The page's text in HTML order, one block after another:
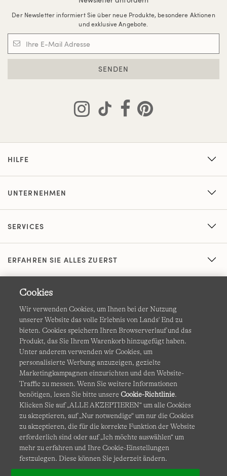
Der Newsletter informiert Sie über neue Produkte, besondere Aktionen
und exklusive Angebote.
SENDEN
HILFE
UNTERNEHMEN
SERVICES
ERFAHREN SIE ALLES ZUERST
AGB Datenschutz & Sicherheit
Cookies Ich möchte auswählen Barrierefreiheit
Site Map Internationale Websites
Diese Website ist durch reCAPTCHA geschützt. Es gelten die
Datenschutzerklärung undNutzungsbedingungenvon
Google.
Cookies
Wir verwenden Cookies, um Ihnen bei der Nutzung
unserer Website das volle Erlebnis von Lands' End zu
bieten. Cookies speichern Ihren Browserverlauf und das
Produkt, das Sie Ihrem Warenkorb hinzugefügt haben.
Unter anderem verwenden wir Cookies, um
personalisierte Werbung anzuzeigen, gezielte
Marketingkampagnen einzurichten und den Website-
Traffic zu messen. Wenn Sie weitere Informationen
benötigen, lesen Sie bitte unsereCookie-Richtlinie.
Klicken Sie auf „ALLE AKZEPTIEREN“ um alle Cookies
zu akzeptieren, auf „Nur notwendige“ um nur die Cookies
zu akzeptieren, die für die korrekte Funktion der Website
erforderlich sind oder auf „Ich möchte auswählen“ um
mehr zu erfahren und Ihre Cookie-Einstellungen
festzulegen. Diese können Sie jederzeit ändern.